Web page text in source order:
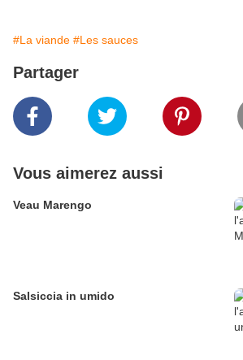
#La viande #Les sauces
Partager
Vous aimerez aussi
Veau Marengo
Salsiccia in umido